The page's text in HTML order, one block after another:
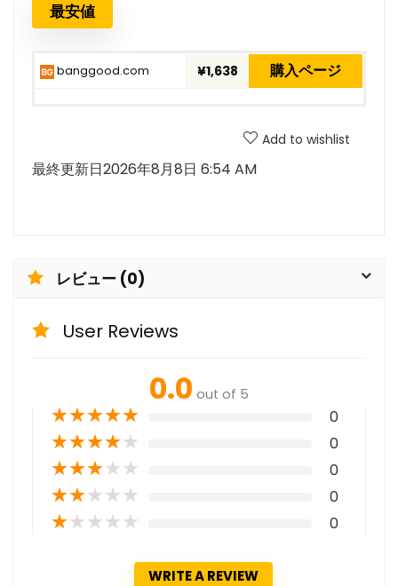
最安値
banggood.com ¥1,638 購入ページ
Add to wishlist
最終更新日2026年8月8日 6:54 AM
レビュー (0)
User Reviews
0.0 out of 5
★★★★★ 0
★★★★★ 0
★★★★★ 0
★★★★★ 0
★★★★★ 0
WRITE A REVIEW